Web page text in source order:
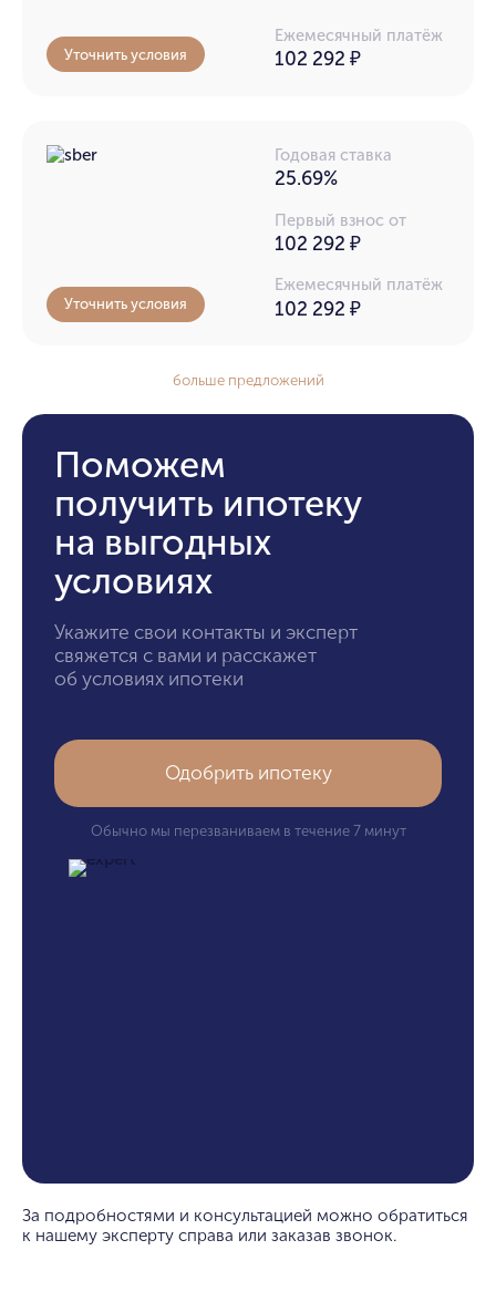
Ежемесячный платёж
102 292 ₽
Уточнить условия
Годовая ставка
25.69%
Первый взнос от
102 292 ₽
Ежемесячный платёж
102 292 ₽
Уточнить условия
больше предложений
Поможем
получить ипотеку
на выгодных
условиях
Укажите свои контакты и эксперт
свяжется с вами и расскажет
об условиях ипотеки
Одобрить ипотеку
Обычно мы перезваниваем в течение 7 минут
За подробностями и консультацией можно обратиться
к нашему эксперту справа или заказав звонок.